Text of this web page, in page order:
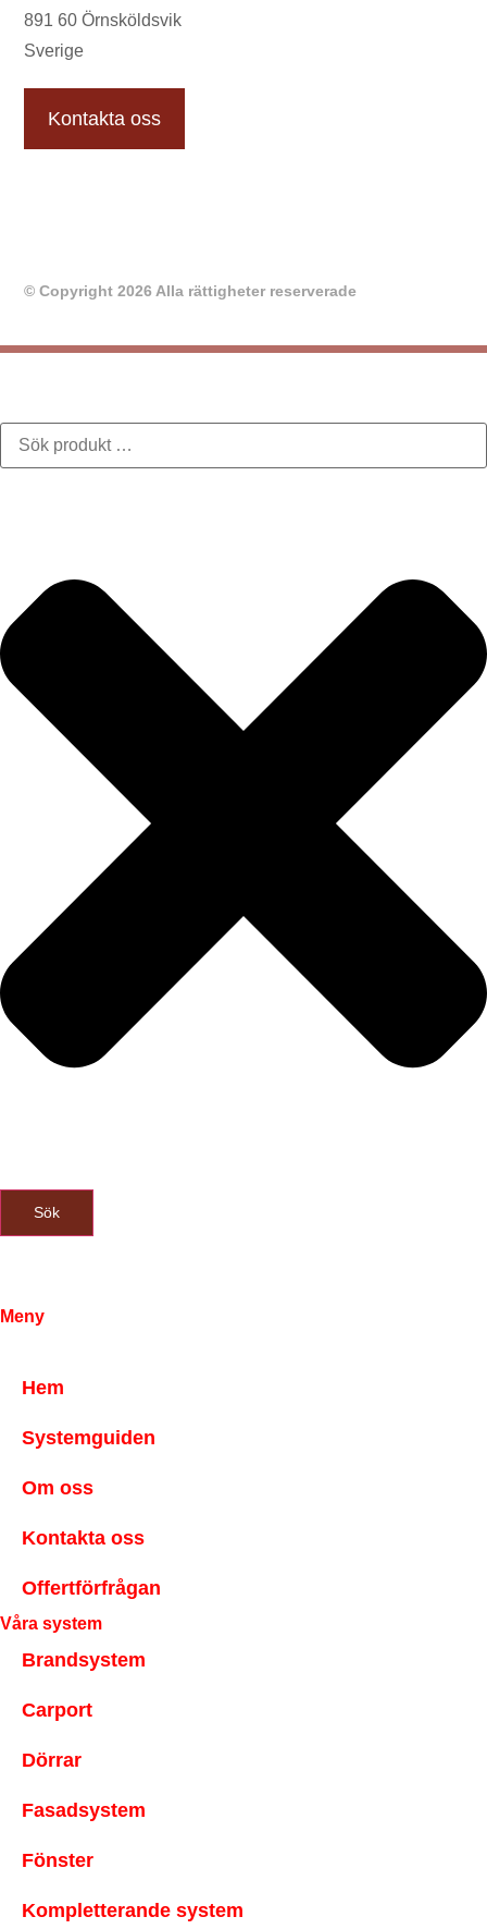
891 60 Örnsköldsvik
Sverige
Kontakta oss
© Copyright 2026 Alla rättigheter reserverade
Sök
Meny
Hem
Systemguiden
Om oss
Kontakta oss
Offertförfrågan
Våra system
Brandsystem
Carport
Dörrar
Fasadsystem
Fönster
Kompletterande system